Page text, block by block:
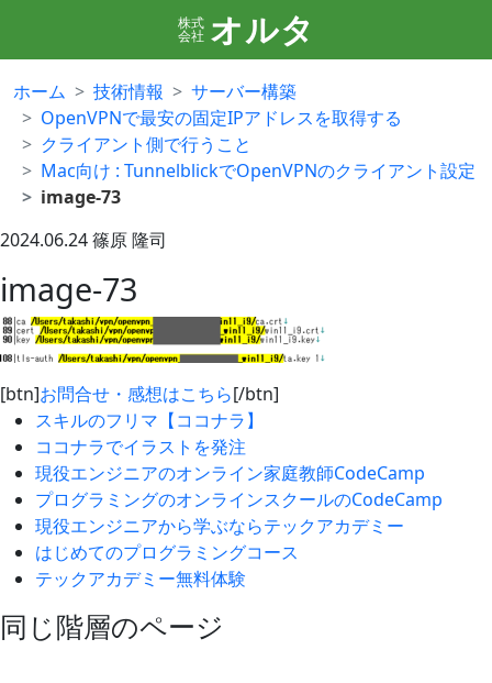
株式
会社 オルタ
ホーム 技術情報
サーバー構築
OpenVPNで最安の固定IPアドレスを取得する
クライアント側で行うこと
Mac向け : TunnelblickでOpenVPNのクライアント設定
image-73
2024.06.24篠原 隆司
image-73
[btn]お問合せ・感想はこちら[/btn]
スキルのフリマ【ココナラ】
ココナラでイラストを発注
現役エンジニアのオンライン家庭教師CodeCamp
プログラミングのオンラインスクールのCodeCamp
現役エンジニアから学ぶならテックアカデミー
はじめてのプログラミングコース
テックアカデミー無料体験
同じ階層のページ